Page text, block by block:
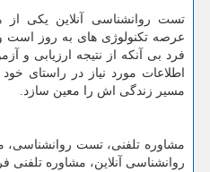
تست روانشناسی آنلاین یکی از
عرصه تکنولوژی های به روز است
فرد بی آنکه از نتیجه ارزیابی و
اطلاعات مورد نیاز در راستای
مسیر زندگی اش را معین سازد.
مشاوره تلفنی، تست روانشناسی،
روانشناسی آنلاین، مشاوره تلفنی